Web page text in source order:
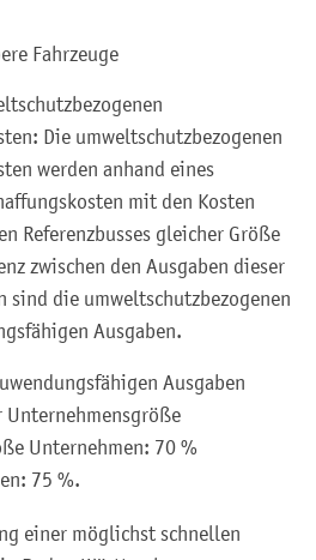
Fahrzeuge
Die umweltschutzbezogenen
werden anhand eines
mit den Kosten
Referenzbusses gleicher Größe
zwischen den Ausgaben dieser
die umweltschutzbezogenen
Ausgaben.
Ausgaben
Unternehmen: 70 %
75 %.
einer möglichst schnellen